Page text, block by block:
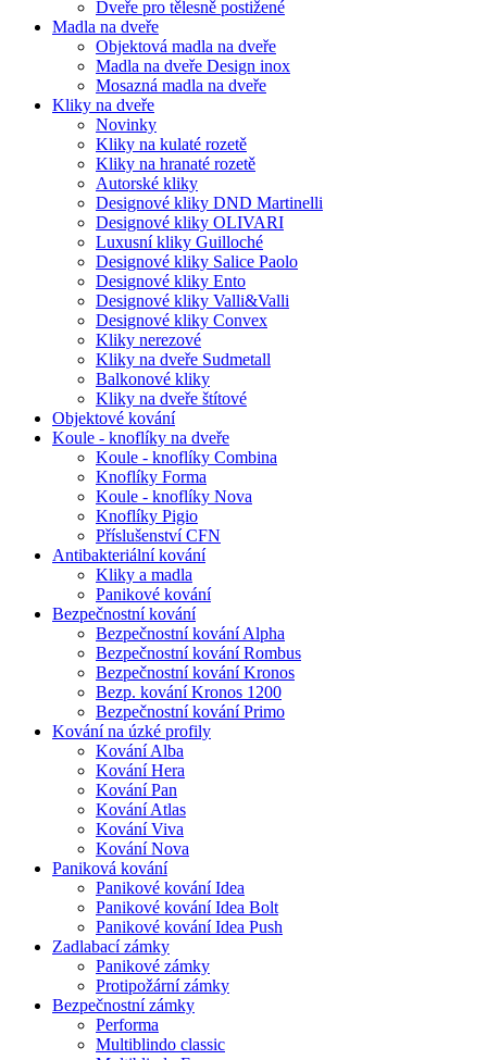
Dveře pro tělesně postižené
Madla na dveře
Objektová madla na dveře
Madla na dveře Design inox
Mosazná madla na dveře
Kliky na dveře
Novinky
Kliky na kulaté rozetě
Kliky na hranaté rozetě
Autorské kliky
Designové kliky DND Martinelli
Designové kliky OLIVARI
Luxusní kliky Guilloché
Designové kliky Salice Paolo
Designové kliky Ento
Designové kliky Valli&Valli
Designové kliky Convex
Kliky nerezové
Kliky na dveře Sudmetall
Balkonové kliky
Kliky na dveře štítové
Objektové kování
Koule - knoflíky na dveře
Koule - knoflíky Combina
Knoflíky Forma
Koule - knoflíky Nova
Knoflíky Pigio
Příslušenství CFN
Antibakteriální kování
Kliky a madla
Panikové kování
Bezpečnostní kování
Bezpečnostní kování Alpha
Bezpečnostní kování Rombus
Bezpečnostní kování Kronos
Bezp. kování Kronos 1200
Bezpečnostní kování Primo
Kování na úzké profily
Kování Alba
Kování Hera
Kování Pan
Kování Atlas
Kování Viva
Kování Nova
Paniková kování
Panikové kování Idea
Panikové kování Idea Bolt
Panikové kování Idea Push
Zadlabací zámky
Panikové zámky
Protipožární zámky
Bezpečnostní zámky
Performa
Multiblindo classic